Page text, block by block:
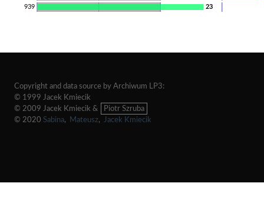
23
939
Copyright and data source by Archiwum LP3:
© 1999 Jacek Kmiecik
© 2009 Jacek Kmiecik &
Piotr Szruba
© 2020 Sabina, Mateusz, Jacek Kmiecik